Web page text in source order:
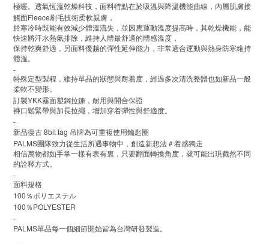
極暖。透氣恆溫乾燥科技，面料特點在於吸溫與降溫機能曲線，內層肌膚接
觸面Fleece刷毛技術柔軟親膚，
於寒冷時既能有效減少體溫流失，並因應運動溫度提高時，其乾燥機能，能
快速將汗水熱氣排除，維持人體最舒適的體感溫度，
保持乾爽舒適，另面料優越的彈性延伸能力，非常適合運動與熱身防寒維持
體溫。
-
特殊定型製程，維持單品的狀態與耐着度，經過多次清洗整體也如新品一般
柔軟不變形。
訂製YKK霧面塑鋼拉鍊，耐用與開合保證
褲口鬆緊帶與加長拉繩，增加穿着彈性與舒適度。
-
新品復古 8bit tag 吊牌為可重複使用鑰匙圈
PALMS團隊致力從生活所遇事物中，創造新想法＃着感獨走
相信萬物都如手掌一樣有表有裏，只要翻面轉換角度，就可能出現截然不同
的詮釋方式。
-
面料規格
100 ％ポリエステル
100 ％ POLYESTER
-
PALMS單品每一個細節開始皆為台灣研發製造。